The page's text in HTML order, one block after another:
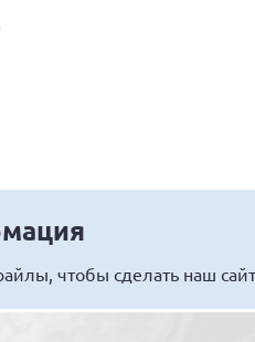
чтобы сделать наш